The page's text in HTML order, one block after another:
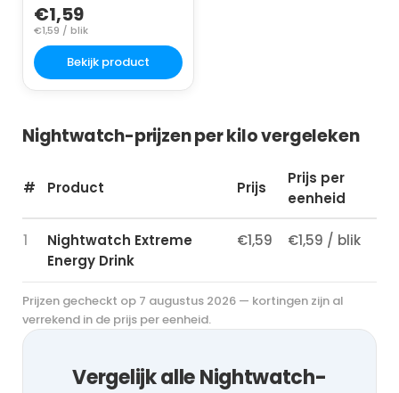
€1,59
€1,59 / blik
Bekijk product
Nightwatch-prijzen per kilo vergeleken
# Product Prijs
Prijs per
eenheid
1
Nightwatch Extreme
Energy Drink
€1,59 €1,59 / blik
Prijzen gecheckt op 7 augustus 2026 — kortingen zijn al
verrekend in de prijs per eenheid.
Vergelijk alle Nightwatch-